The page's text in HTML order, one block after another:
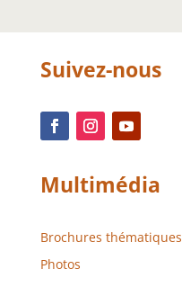
Suivez-nous
Multimédia
Brochures thématiques
Photos